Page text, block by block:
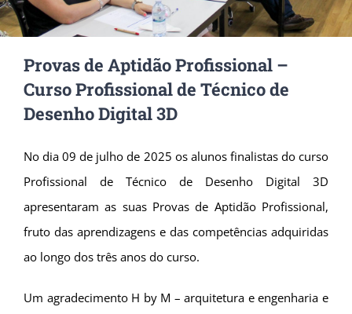
Provas de Aptidão Profissional –
Curso Profissional de Técnico de
Desenho Digital 3D
No dia 09 de julho de 2025 os alunos finalistas do curso
Profissional de Técnico de Desenho Digital 3D
apresentaram as suas Provas de Aptidão Profissional,
fruto das aprendizagens e das competências adquiridas
ao longo dos três anos do curso.
Um agradecimento H by M – arquitetura e engenharia e